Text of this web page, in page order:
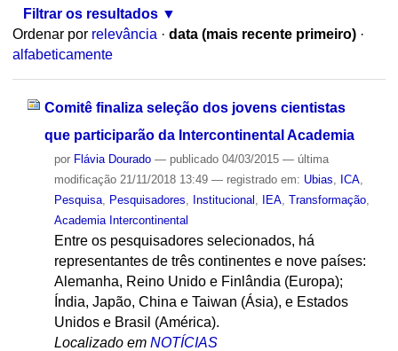
Filtrar os resultados
Ordenar por relevância · data (mais recente primeiro) ·
alfabeticamente
Comitê finaliza seleção dos jovens cientistas
que participarão da Intercontinental Academia
por Flávia Dourado — publicado04/03/2015 — última
modificação21/11/2018 13:49 — registrado em: Ubias ICA,
Pesquisa, Pesquisadores Institucional IEA, Transformação,
Academia Intercontinental
Entre os pesquisadores selecionados, há
representantes de três continentes e nove países:
Alemanha, Reino Unido e Finlândia (Europa);
Índia, Japão, China e Taiwan (Ásia), e Estados
Unidos e Brasil (América).
Localizado em NOTÍCIAS